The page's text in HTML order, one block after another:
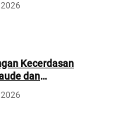
Kecerdasan
dan
yang